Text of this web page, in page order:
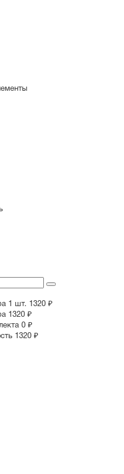
1 шт. 1320 ₽
1320 ₽
0 ₽
1320 ₽